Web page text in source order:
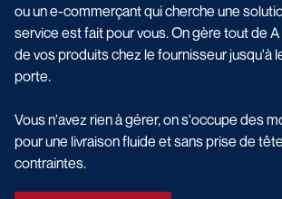
ou un e-commerçant qui cherche une
service est fait pour vous. On gère tout de A
de vos produits chez le fournisseur jusqu'à
porte.
Vous n'avez rien à gérer, on s'occupe des
pour une livraison fluide et sans prise de
contraintes.